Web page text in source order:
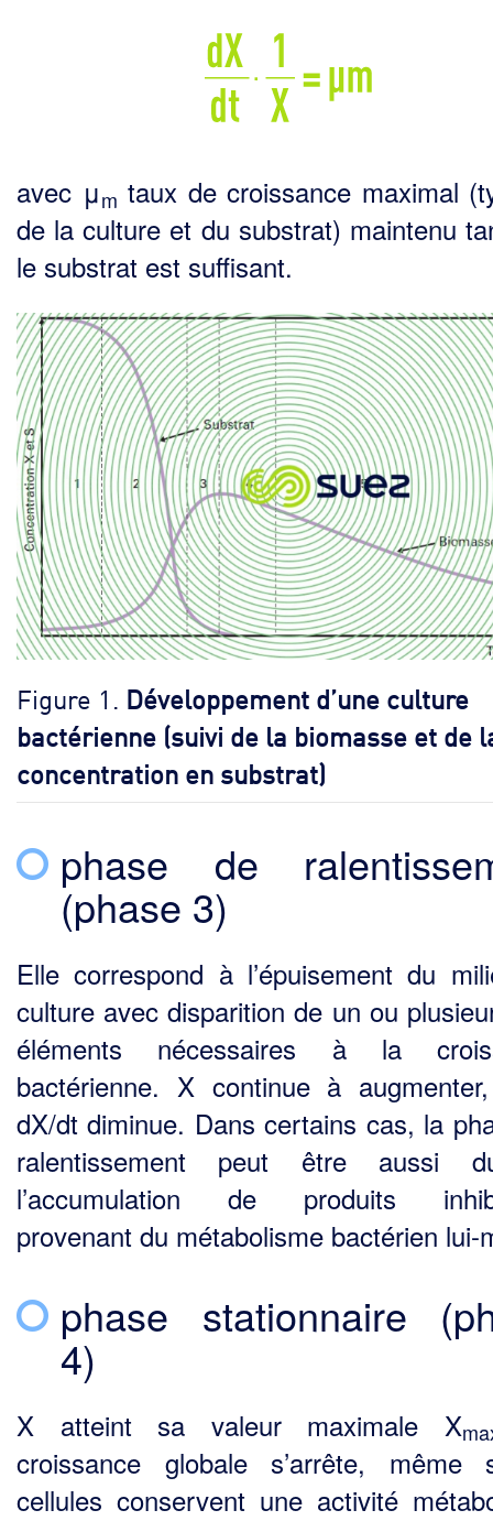
avec μm taux de croissance maximal
de la culture et du substrat) maintenu
le substrat est suffisant.
Figure 1. Développement d’une culture
bactérienne (suivi de la biomasse et de
concentration en substrat)
phase de
(phase 3)
Elle correspond à l’épuisement du
culture avec disparition de un ou
éléments nécessaires à la
bactérienne. X continue à
dX/dt diminue. Dans certains cas, la
ralentissement peut être aussi
l’accumulation de produits
provenant du métabo­lisme bactérien lui-
phase stationnaire
4)
X atteint sa valeur maximale X
croissance globale s’arrête, même
cellules conservent une activité